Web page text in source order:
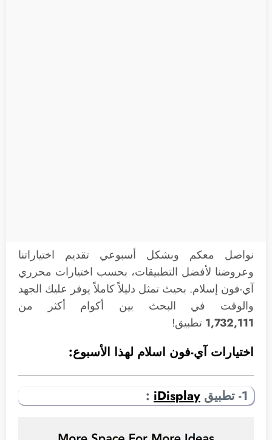
نواصل معكم وبشكل أسبوعي تقديم اختياراتنا
وعروضنا لأفضل التطبيقات، بحسب اختيارات محرري
آي-فون إسلام. بحيث تمثل دليلاً كاملاً يوفر عليك الجهد
والوقت في البحث بين أكوام أكثر من
1,732,111 تطبيق!
اختيارات آي-فون اسلام لهذا الأسبوع:
1- تطبيق iDisplay
: